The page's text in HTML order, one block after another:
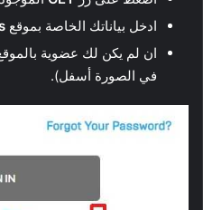
ادخل بياناتك الخاصة بموقع
ان لم يكن لك عضوية
في الصورة أسفل).